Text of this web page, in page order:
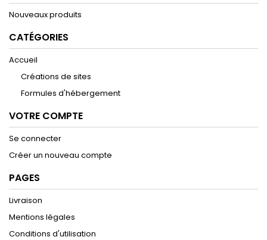
Nouveaux produits
CATÉGORIES
Accueil
Créations de sites
Formules d'hébergement
VOTRE COMPTE
Se connecter
Créer un nouveau compte
PAGES
Livraison
Mentions légales
Conditions d'utilisation